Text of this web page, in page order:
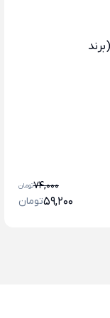
تومان74,000
تومان59,200